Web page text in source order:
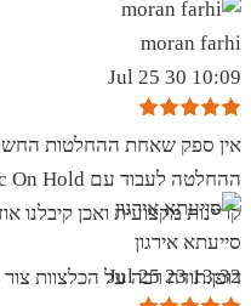
moran farhi
10:09 30 Jul 25
אין ספק שאחת ההחלטות
קריינות מקצועית ואכן קיבלנו
דופן.תודה רבה על הכלצוות
סייעתא אירגון
13:32 23 Jul 25